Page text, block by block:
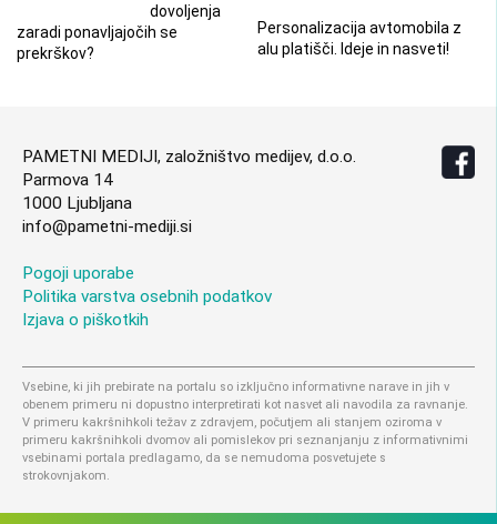
dovoljenja
zaradi ponavljajočih se
prekrškov?
Personalizacija avtomobila z
alu platišči. Ideje in nasveti!
PAMETNI MEDIJI, založništvo medijev, d.o.o.
Parmova 14
1000 Ljubljana
info@pametni-mediji.si
Pogoji uporabe
Politika varstva osebnih podatkov
Izjava o piškotkih
Vsebine, ki jih prebirate na portalu so izključno informativne narave in jih v
obenem primeru ni dopustno interpretirati kot nasvet ali navodila za ravnanje.
V primeru kakršnihkoli težav z zdravjem, počutjem ali stanjem oziroma v
primeru kakršnihkoli dvomov ali pomislekov pri seznanjanju z informativnimi
vsebinami portala predlagamo, da se nemudoma posvetujete s
strokovnjakom.